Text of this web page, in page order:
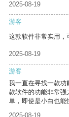
2025-08-19
游客
这款软件非常实用，
2025-08-19
游客
我一直在寻找一款功
款软件的功能非常强
单，即使是小白也能
2025-08-19